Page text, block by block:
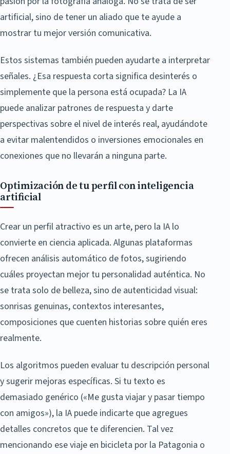
artificial, sino de tener un aliado que te ayude a
mostrar tu mejor versión comunicativa.
Estos sistemas también pueden ayudarte a interpretar
señales. ¿Esa respuesta corta significa desinterés o
simplemente que la persona está ocupada? La IA
puede analizar patrones de respuesta y darte
perspectivas sobre el nivel de interés real, ayudándote
a evitar malentendidos o inversiones emocionales en
conexiones que no llevarán a ninguna parte.
Optimización de tu perfil con inteligencia
artificial
Crear un perfil atractivo es un arte, pero la IA lo
convierte en ciencia aplicada. Algunas plataformas
ofrecen análisis automático de fotos, sugiriendo
cuáles proyectan mejor tu personalidad auténtica. No
se trata solo de belleza, sino de autenticidad visual:
sonrisas genuinas, contextos interesantes,
composiciones que cuenten historias sobre quién eres
realmente.
Los algoritmos pueden evaluar tu descripción personal
y sugerir mejoras específicas. Si tu texto es
demasiado genérico («Me gusta viajar y pasar tiempo
con amigos»), la IA puede indicarte que agregues
detalles concretos que te diferencien. Tal vez
mencionando ese viaje en bicicleta por la Patagonia o